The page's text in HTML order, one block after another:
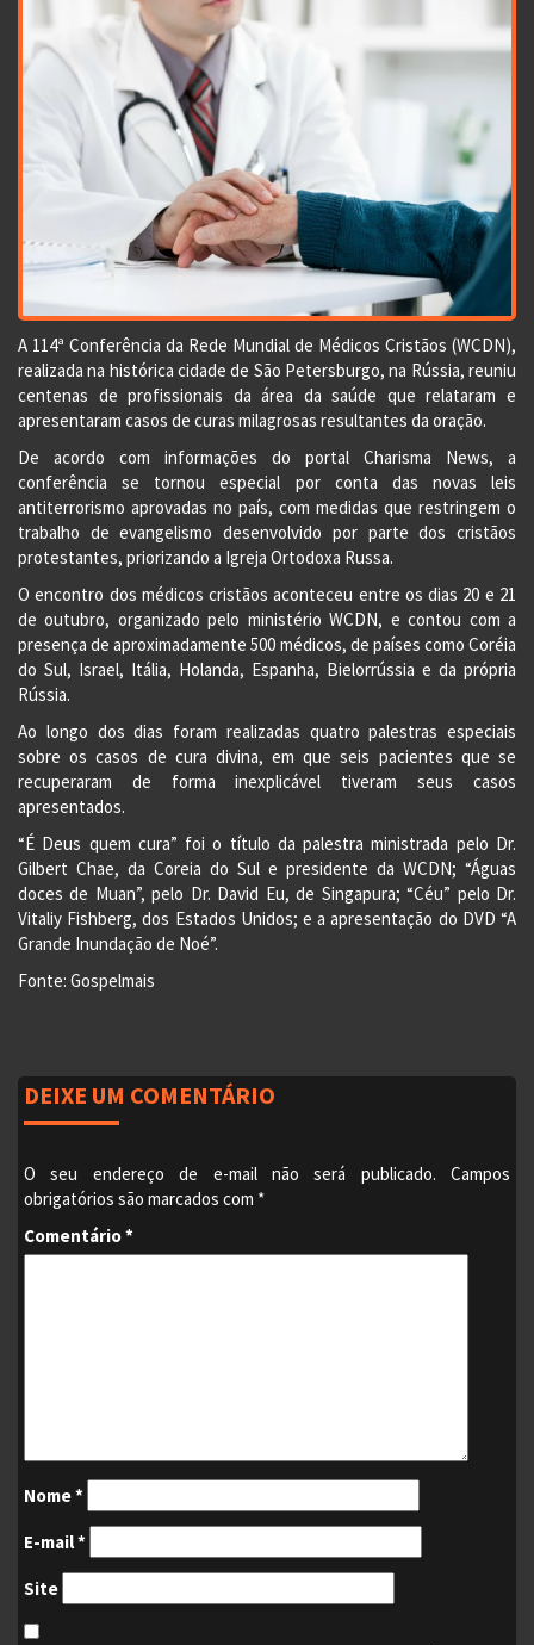
A 114ª Conferência da Rede Mundial de Médicos Cristãos (WCDN),
realizada na histórica cidade de São Petersburgo, na Rússia, reuniu
centenas de profissionais da área da saúde que relataram e
apresentaram casos de curas milagrosas resultantes da oração.
De acordo com informações do portal Charisma News, a
conferência se tornou especial por conta das novas leis
antiterrorismo aprovadas no país, com medidas que restringem o
trabalho de evangelismo desenvolvido por parte dos cristãos
protestantes, priorizando a Igreja Ortodoxa Russa.
O encontro dos médicos cristãos aconteceu entre os dias 20 e 21
de outubro, organizado pelo ministério WCDN, e contou com a
presença de aproximadamente 500 médicos, de países como Coréia
do Sul, Israel, Itália, Holanda, Espanha, Bielorrússia e da própria
Rússia.
Ao longo dos dias foram realizadas quatro palestras especiais
sobre os casos de cura divina, em que seis pacientes que se
recuperaram de forma inexplicável tiveram seus casos
apresentados.
“É Deus quem cura” foi o título da palestra ministrada pelo Dr.
Gilbert Chae, da Coreia do Sul e presidente da WCDN; “Águas
doces de Muan”, pelo Dr. David Eu, de Singapura; “Céu” pelo Dr.
Vitaliy Fishberg, dos Estados Unidos; e a apresentação do DVD “A
Grande Inundação de Noé”.
Fonte: Gospelmais
DEIXE UM COMENTÁRIO
O seu endereço de e-mail não será publicado.
Campos
obrigatórios são marcados com *
Comentário*
Nome*
E-mail*
Site